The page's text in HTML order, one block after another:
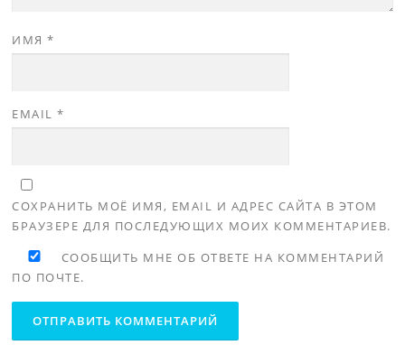
ИМЯ*
EMAIL*
СОХРАНИТЬ МОЁ ИМЯ, EMAIL И АДРЕС САЙТА В ЭТОМ
БРАУЗЕРЕ ДЛЯ ПОСЛЕДУЮЩИХ МОИХ КОММЕНТАРИЕВ.
СООБЩИТЬ МНЕ ОБ ОТВЕТЕ НА КОММЕНТАРИЙ
ПО ПОЧТЕ.